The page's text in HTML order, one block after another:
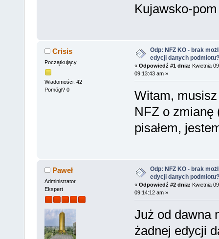
Kujawsko-
Crisis
Początkujący
Wiadomości: 42
Pomógł? 0
Odp: NFZ KO - brak
edycji danych podmiotu?
« Odpowiedź #1 dnia: Kwietnia
09:13:43 am »
Witam,
NFZ o zmianę
pisałem,
Paweł
Administrator
Ekspert
Odp: NFZ KO - brak
edycji danych podmiotu?
« Odpowiedź #2 dnia: Kwietnia
09:14:12 am »
Już od dawna
żadnej edycji